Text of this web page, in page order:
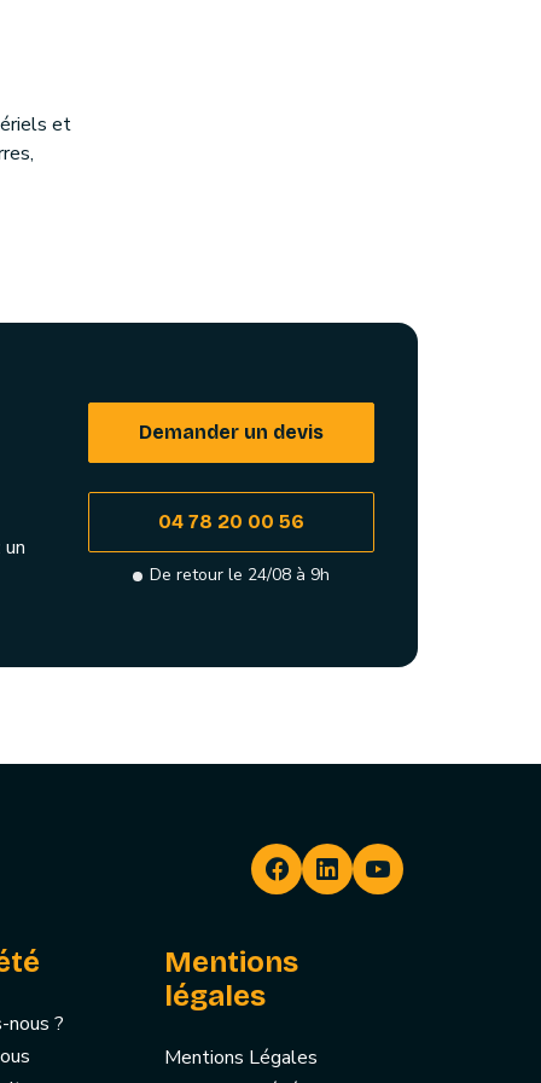
et
Demander un devis
04 78 20 00 56
De retour le 24/08 à 9h
nous ?
Mentions
légales
Mentions Légales